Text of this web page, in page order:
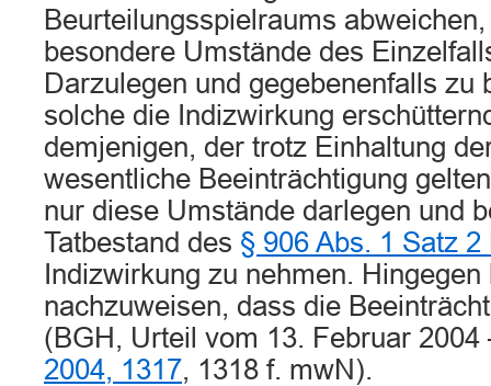
Beurteilungsspielraums
besondere Umstände des
Darzulegen und gegebenenfalls zu
solche die Indizwirkung
demjenigen, der trotz Einhaltung
wesentliche Beeinträchtigung
nur diese Umstände darlegen und
Tatbestand des § 906 Abs. 1 Satz 2
Indizwirkung zu nehmen.
nachzuweisen, dass die
(BGH, Urteil vom 13. Februar
2004, 1317, 1318 f. mwN).